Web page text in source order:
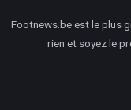
Footnews.be est le plus
rien et soyez le